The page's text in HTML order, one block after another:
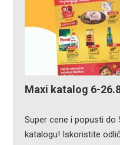
Maxi katalog 6-
Super cene i popusti do
katalogu! Iskoristite